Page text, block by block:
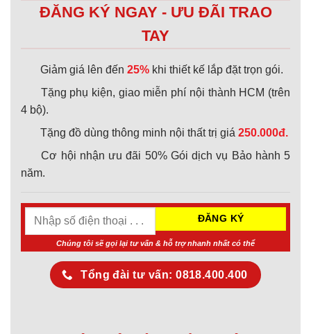
ĐĂNG KÝ NGAY - ƯU ĐÃI TRAO
TAY
Giảm giá lên đến 25% khi thiết kế lắp đặt trọn gói.
Tặng phụ kiện, giao miễn phí nội thành HCM (trên
4 bộ).
Tặng đồ dùng thông minh nội thất trị giá 250.000đ.
Cơ hội nhận ưu đãi 50% Gói dịch vụ Bảo hành 5
năm.
Chúng tôi sẽ gọi lại tư vấn & hỗ trợ nhanh nhất có thể
Tổng đài tư vấn: 0818.400.400